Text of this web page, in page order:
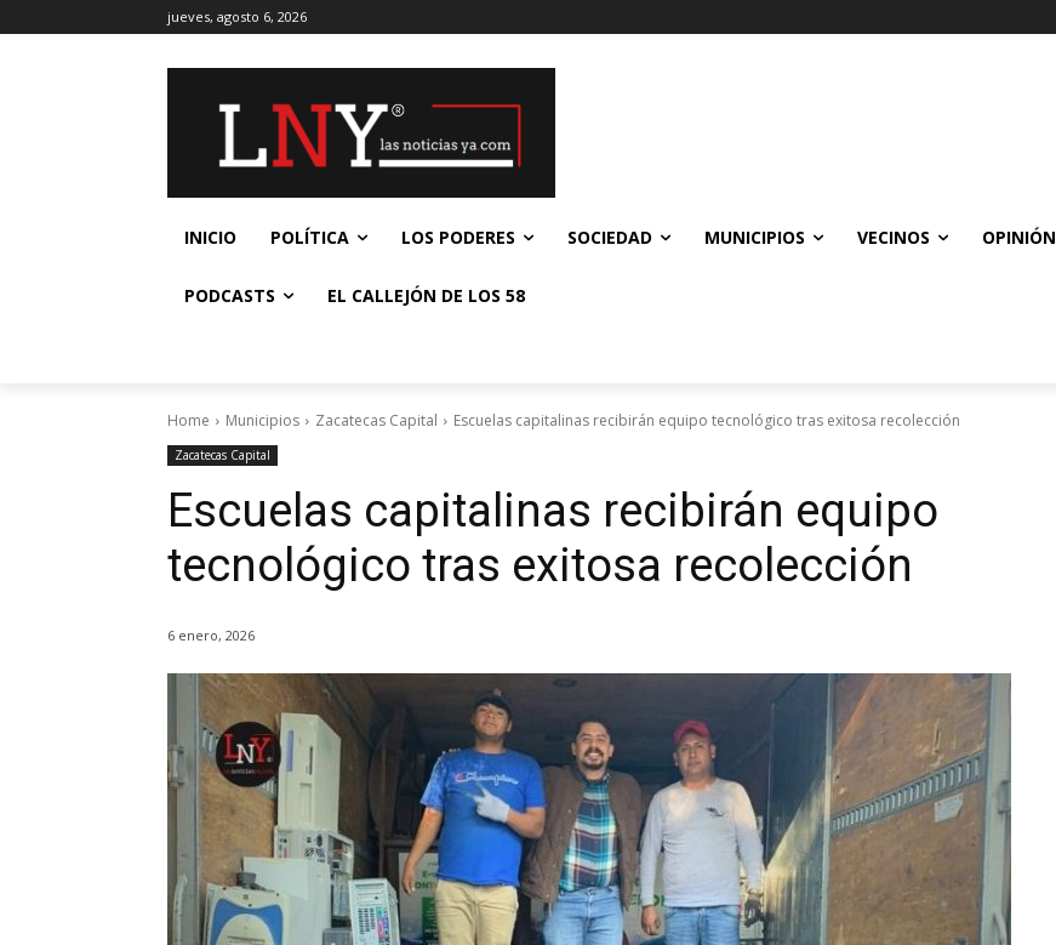
jueves, agosto 6, 2026
INICIO POLÍTICA LOS PODERES SOCIEDAD MUNICIPIOS VECINOS OPINIÓN
PODCASTS EL CALLEJÓN DE LOS 58
Home Municipios Zacatecas Capital Escuelas capitalinas recibirán equipo tecnológico tras exitosa recolección
Zacatecas Capital
Escuelas capitalinas recibirán equipo
tecnológico tras exitosa recolección
6 enero, 2026